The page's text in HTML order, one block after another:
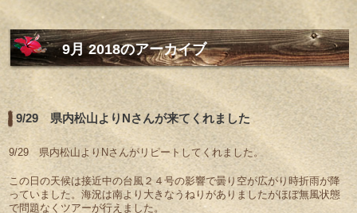
へ
ス
キ
ッ
プ
9月 2018のアーカイブ
9/29 県内松山よりNさんが来てくれました
9/29 県内松山よりNさんがリピートしてくれました。
この日の天候は接近中の台風２４号の影響で曇り空が広がり時折雨が降
っていました。海況は南より大きなうねりがありましたがほぼ無風状態
で問題なくツアーが行えました。